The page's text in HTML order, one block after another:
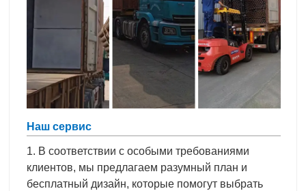
Наш сервис
1. В соответствии с особыми требованиями
клиентов, мы предлагаем разумный план и
бесплатный дизайн, которые помогут выбрать